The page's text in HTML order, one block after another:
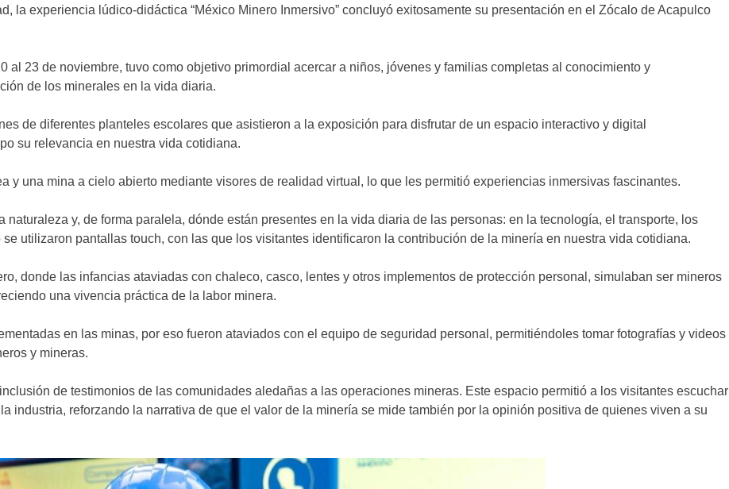
la experiencia lúdico-didáctica “México Minero Inmersivo” concluyó exitosamente su presentación en el Zócalo de Acapulco
al 23 de noviembre, tuvo como objetivo primordial acercar a niños, jóvenes y familias completas al conocimiento y
de los minerales en la vida diaria.
de diferentes planteles escolares que asistieron a la exposición para disfrutar de un espacio interactivo y digital
su relevancia en nuestra vida cotidiana.
y una mina a cielo abierto mediante visores de realidad virtual, lo que les permitió experiencias inmersivas fascinantes.
y, de forma paralela, dónde están presentes en la vida diaria de las personas: en la tecnología, el transporte, los
utilizaron pantallas touch, con las que los visitantes identificaron la contribución de la minería en nuestra vida cotidiana.
donde las infancias ataviadas con chaleco, casco, lentes y otros implementos de protección personal, simulaban ser mineros
una vivencia práctica de la labor minera.
en las minas, por eso fueron ataviados con el equipo de seguridad personal, permitiéndoles tomar fotografías y videos
y mineras.
de testimonios de las comunidades aledañas a las operaciones mineras. Este espacio permitió a los visitantes escuchar
industria, reforzando la narrativa de que el valor de la minería se mide también por la opinión positiva de quienes viven a su